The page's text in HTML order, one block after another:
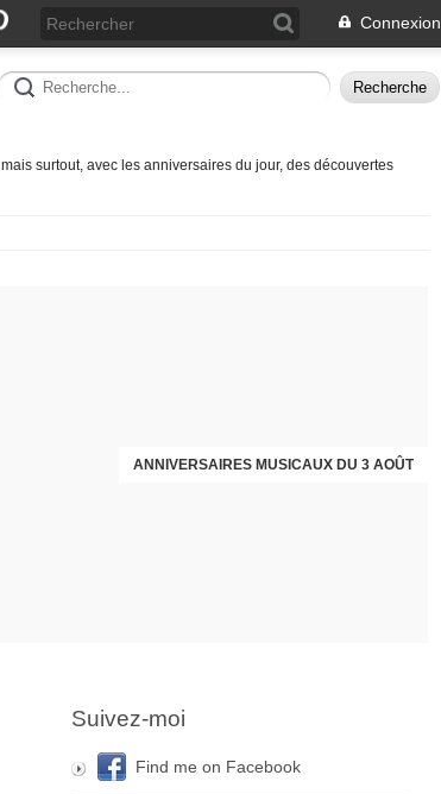
Connexion
surtout, avec les anniversaires du jour, des découvertes
ANNIVERSAIRES MUSICAUX DU 3 AOÛT
Suivez-moi
Find me on Facebook